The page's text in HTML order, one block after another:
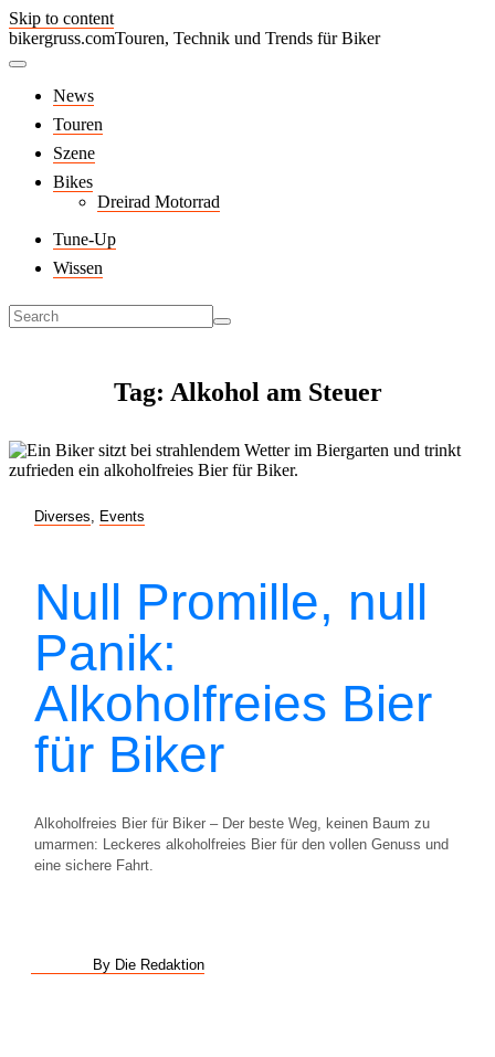
Skip to content
bikergruss.comTouren, Technik und Trends für Biker
News
Touren
Szene
Bikes
Dreirad Motorrad
Tune-Up
Wissen
Tag: Alkohol am Steuer
Diverses Events
Null Promille, null
Panik:
Alkoholfreies Bier
für Biker
Alkoholfreies Bier für Biker – Der beste Weg, keinen Baum zu
umarmen: Leckeres alkoholfreies Bier für den vollen Genuss und
eine sichere Fahrt.
By Die Redaktion